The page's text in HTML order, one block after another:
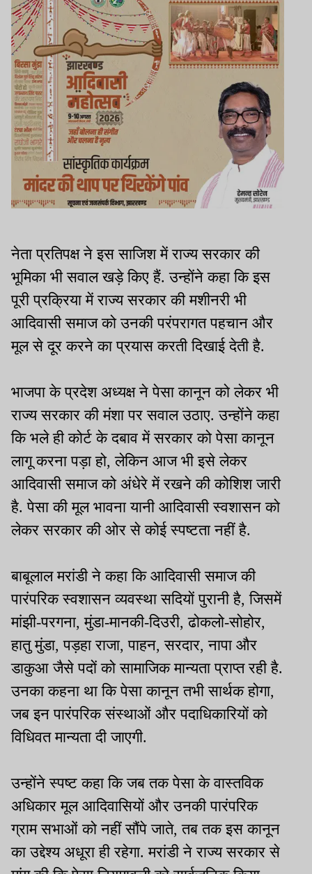
नेता प्रतिपक्ष ने इस साजिश में राज्य सरकार की
भूमिका भी सवाल खड़े किए हैं. उन्होंने कहा कि इस
पूरी प्रक्रिया में राज्य सरकार की मशीनरी भी
आदिवासी समाज को उनकी परंपरागत पहचान और
मूल से दूर करने का प्रयास करती दिखाई देती है.
भाजपा के प्रदेश अध्यक्ष ने पेसा कानून को लेकर भी
राज्य सरकार की मंशा पर सवाल उठाए. उन्होंने कहा
कि भले ही कोर्ट के दबाव में सरकार को पेसा कानून
लागू करना पड़ा हो, लेकिन आज भी इसे लेकर
आदिवासी समाज को अंधेरे में रखने की कोशिश जारी
है. पेसा की मूल भावना यानी आदिवासी स्वशासन को
लेकर सरकार की ओर से कोई स्पष्टता नहीं है.
बाबूलाल मरांडी ने कहा कि आदिवासी समाज की
पारंपरिक स्वशासन व्यवस्था सदियों पुरानी है, जिसमें
मांझी-परगना, मुंडा-मानकी-दिउरी, ढोकलो-सोहोर,
हातु मुंडा, पड़हा राजा, पाहन, सरदार, नापा और
डाकुआ जैसे पदों को सामाजिक मान्यता प्राप्त रही है.
उनका कहना था कि पेसा कानून तभी सार्थक होगा,
जब इन पारंपरिक संस्थाओं और पदाधिकारियों को
विधिवत मान्यता दी जाएगी.
उन्होंने स्पष्ट कहा कि जब तक पेसा के वास्तविक
अधिकार मूल आदिवासियों और उनकी पारंपरिक
ग्राम सभाओं को नहीं सौंपे जाते, तब तक इस कानून
का उद्देश्य अधूरा ही रहेगा. मरांडी ने राज्य सरकार से